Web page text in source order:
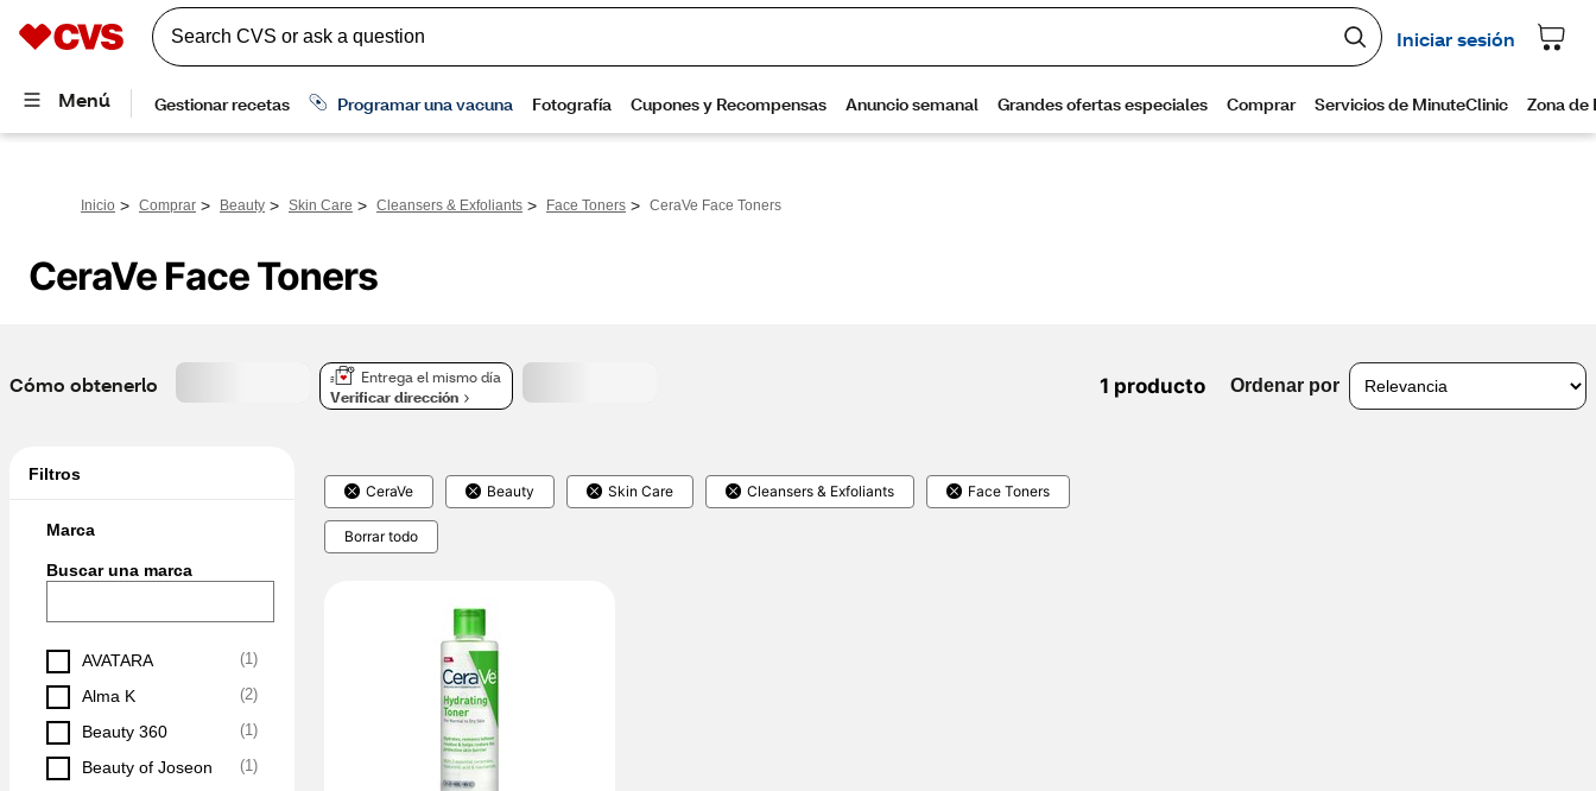
Inicio > Comprar > Beauty > Skin Care > Cleansers & Exfoliants > Face Toners > CeraVe Face Toners
CeraVe Face Toners
Cómo obtenerlo
Entrega el mismo día
Verificar dirección
1 producto Ordenar por
Filtros
Marca
Buscar una marca
AVATARA (1)
Alma K (2)
Beauty 360 (1)
Beauty of Joseon (1)
CeraVe Beauty Skin Care Cleansers & Exfoliants Face Toners
Borrar todo